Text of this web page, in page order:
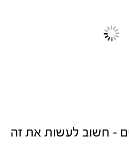
– חשוב לעשות את זה